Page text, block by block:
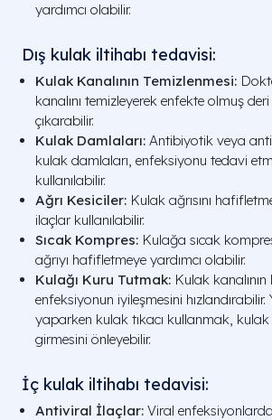
yardımcı olabilir.
Dış kulak iltihabı tedavisi:
Kulak Kanalının Temizlenmesi:
kanalını temizleyerek enfekte olmuş
çıkarabilir.
Kulak Damlaları: Antibiyotik veya
kulak damlaları, enfeksiyonu tedavi
kullanılabilir.
Ağrı Kesiciler: Kulak ağrısını
ilaçlar kullanılabilir.
Sıcak Kompres: Kulağa sıcak
ağrıyı hafifletmeye yardımcı olabilir.
Kulağı Kuru Tutmak: Kulak
enfeksiyonun iyileşmesini
yaparken kulak tıkacı kullanmak, kulak
girmesini önleyebilir.
İç kulak iltihabı tedavisi:
Antiviral İlaçlar: Viral